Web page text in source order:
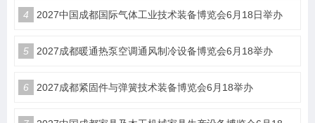
4 2027中国成都国际气体工业技术装备博览会6月18日举办
5 2027成都暖通热泵空调通风制冷设备博览会6月18举办
6 2027成都紧固件与弹簧技术装备博览会6月18举办